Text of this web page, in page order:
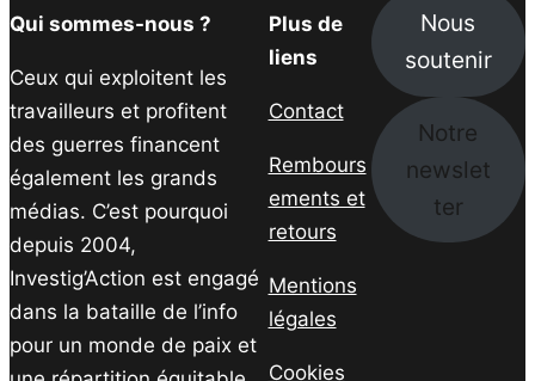
Qui sommes-nous ?
Ceux qui exploitent les
travailleurs et profitent
des guerres financent
également les grands
médias. C’est pourquoi
depuis 2004,
Investig’Action est engagé
dans la bataille de l’info
pour un monde de paix et
Plus de
liens
Contact
Rembours
ements et
retours
Mentions
légales
Cookies
Nous
soutenir
Notre
newslet
ter